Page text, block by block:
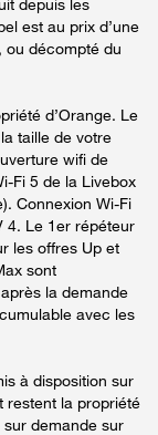
est au prix d’une
ou décompté du
d’Orange. Le
taille de votre
wifi de
Fi 5 de la Livebox
Connexion Wi-Fi
4. Le 1er répéteur
les offres Up et
sont
la demande
avec les
à disposition sur
restent la propriété
demande sur